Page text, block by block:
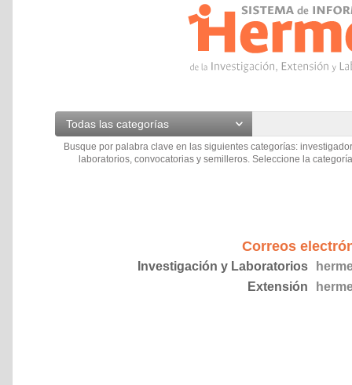
Todas las categorías
Busque por palabra clave en las siguientes categorías:
laboratorios, convocatorias y semilleros. Seleccione la
Correos
Investigación y Laboratorios
Extensión